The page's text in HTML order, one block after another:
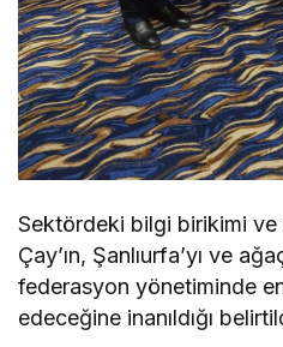
Sektördeki bilgi birikimi ve
Çay’ın, Şanlıurfa’yı ve
federasyon yönetiminde
edeceğine inanıldığı